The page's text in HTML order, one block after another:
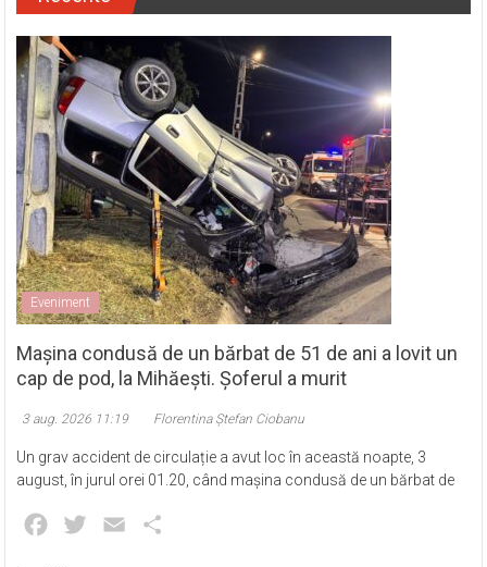
Eveniment
Mașina condusă de un bărbat de 51 de ani a lovit un
cap de pod, la Mihăești. Șoferul a murit
3 aug. 2026 11:19 Florentina Ștefan Ciobanu
Un grav accident de circulație a avut loc în această noapte, 3
august, în jurul orei 01.20, când mașina condusă de un bărbat de
Facebook
Twitter Email